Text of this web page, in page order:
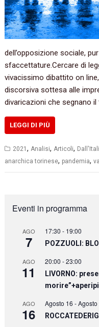
dell’opposizione sociale,
sfaccettature.Cercare di
vivacissimo dibattito on
discorsiva sottesa alle
divaricazioni che segnano
LEGGI DI PIÙ
2021,Analisi,Articoli,
anarchica torinese, pandemia,
Eventi in programma
AGO
7
17:30 - 19:00
POZZUOLI:
AGO
11
20:00 -23:00
LIVORNO:
AGO
16
Agosto 16 -Agosto